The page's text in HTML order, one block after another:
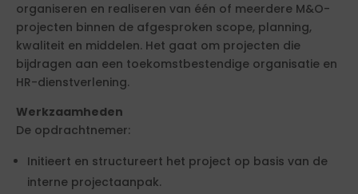
organiseren en realiseren van één of meerdere M&O-
projecten binnen de afgesproken scope, planning,
kwaliteit en middelen. Het gaat om projecten die
bijdragen aan een toekomstbestendige organisatie en
HR-dienstverlening.
Werkzaamheden
De opdrachtnemer:
Initieert en structureert het project op basis van de
interne projectaanpak.